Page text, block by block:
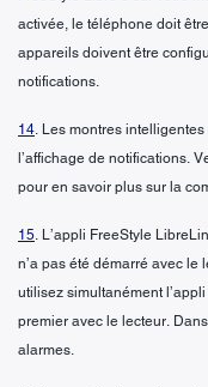
activée, le téléphone doit
appareils doivent être
notifications.
14. Les montres
l’affichage de notifications.
pour en savoir plus sur la
15. L’appli FreeStyle
n’a pas été démarré avec
utilisez simultanément
premier avec le lecteur.
alarmes.